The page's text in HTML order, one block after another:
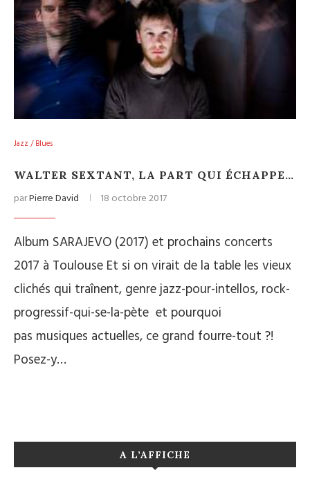
Jazz / Blues
WALTER SEXTANT, LA PART QUI ÉCHAPPE…
parPierre David 18 octobre 2017
Album SARAJEVO (2017) et prochains concerts
2017 à Toulouse Et si on virait de la table les vieux
clichés qui traînent, genre jazz-pour-intellos, rock-
progressif-qui-se-la-pète et pourquoi
pas musiques actuelles, ce grand fourre-tout ?!
Posez-y…
A L’AFFICHE